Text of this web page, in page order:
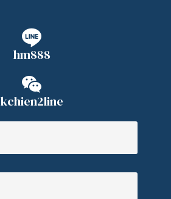
hm888
kchien2line